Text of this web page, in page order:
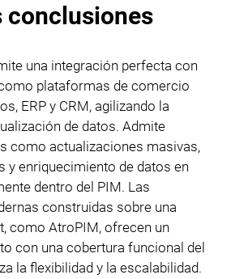
conclusiones
una integración perfecta con
plataformas de comercio
ERP y CRM, agilizando la
de datos. Admite
como actualizaciones masivas,
y enriquecimiento de datos en
dentro del PIM. Las
construidas sobre una
como AtroPIM, ofrecen un
con una cobertura funcional del
la flexibilidad y la escalabilidad.